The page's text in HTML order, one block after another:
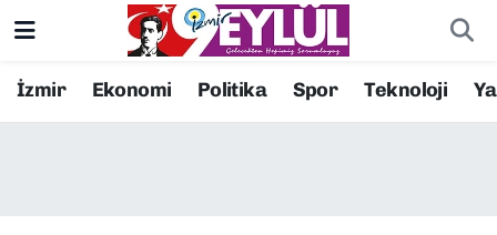
İzmir Ekonomi Politika Spor Teknoloji
Resmi İlanlar
Konak Nöbetçi Eczaneler